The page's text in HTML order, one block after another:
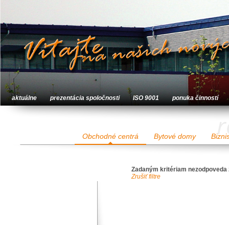
aktuálne prezentácia spoločnosti ISO 9001 ponuka činností
Obchodné centrá Bytové domy
Zadaným kritériam nezodpoveda
Zrušiť filtre